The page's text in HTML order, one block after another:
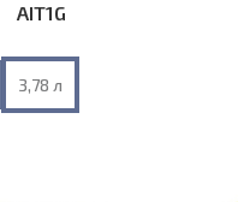
AIT1G
3,78 л